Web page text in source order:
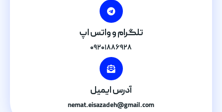
تلگرام و واتس اپ
۰۹۲۰۱۸۸۶۹۲۸
آدرس ایمیل
nemat.eisazadeh@gmail.com